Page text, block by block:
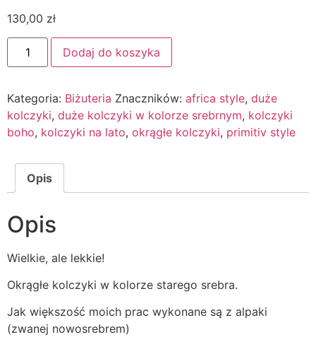
130,00 zł
Dodaj do koszyka
Kategoria: Biżuteria Znaczników: africa style, duże
kolczyki, duże kolczyki w kolorze srebrnym, kolczyki
boho, kolczyki na lato, okrągłe kolczyki, primitiv style
Opis
Opis
Wielkie, ale lekkie!
Okrągłe kolczyki w kolorze starego srebra.
Jak większość moich prac wykonane są z alpaki
(zwanej nowosrebrem)